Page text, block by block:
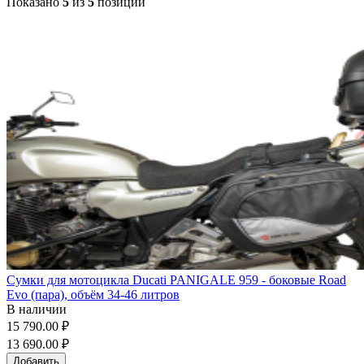
Сумки для мотоцикла Ducati PANIGALE 959 - боковые Road
Evo (пара), объём 34-46 литров
В наличии
15 790.00 ₽
13 690.00 ₽
Добавить